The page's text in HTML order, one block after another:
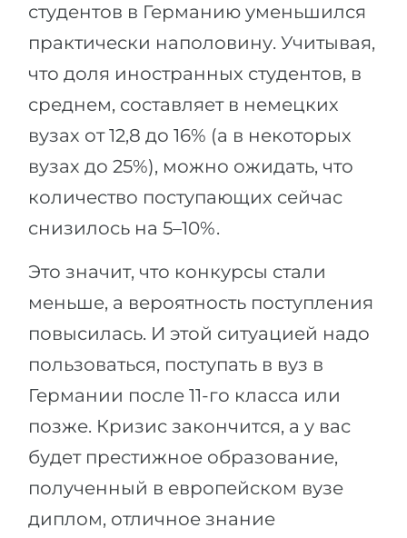
студентов в Германию уменьшился
практически наполовину. Учитывая,
что доля иностранных студентов, в
среднем, составляет в немецких
вузах от 12,8 до 16% (а в некоторых
вузах до 25%), можно ожидать, что
количество поступающих сейчас
снизилось на 5–10%.
Это значит, что конкурсы стали
меньше, а вероятность поступления
повысилась. И этой ситуацией надо
пользоваться, поступать в вуз в
Германии после 11-го класса или
позже. Кризис закончится, а у вас
будет престижное образование,
полученный в европейском вузе
диплом, отличное знание